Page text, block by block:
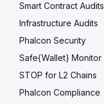
Smart Contract Audits
Infrastructure Audits
Phalcon Security
Safe{Wallet} Monitor
STOP for L2 Chains
Phalcon Compliance